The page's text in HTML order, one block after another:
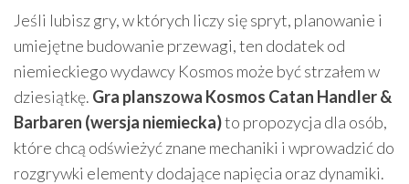
Jeśli lubisz gry, w których liczy się spryt, planowanie i
umiejętne budowanie przewagi, ten dodatek od
niemieckiego wydawcy Kosmos może być strzałem w
dziesiątkę. Gra planszowa Kosmos Catan Handler &
Barbaren (wersja niemiecka)to propozycja dla osób,
które chcą odświeżyć znane mechaniki i wprowadzić do
rozgrywki elementy dodające napięcia oraz dynamiki.